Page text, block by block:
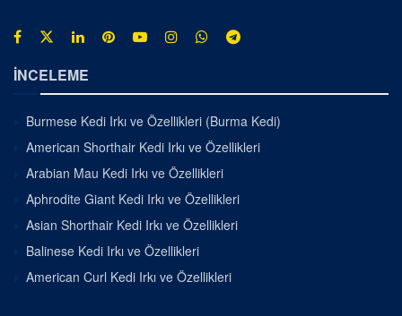
İNCELEME
Burmese Kedi Irkı ve Özellikleri (Burma Kedi)
American Shorthair Kedi Irkı ve Özellikleri
Arabian Mau Kedi Irkı ve Özellikleri
Aphrodite Giant Kedi Irkı ve Özellikleri
Asian Shorthair Kedi Irkı ve Özellikleri
Balinese Kedi Irkı ve Özellikleri
American Curl Kedi Irkı ve Özellikleri